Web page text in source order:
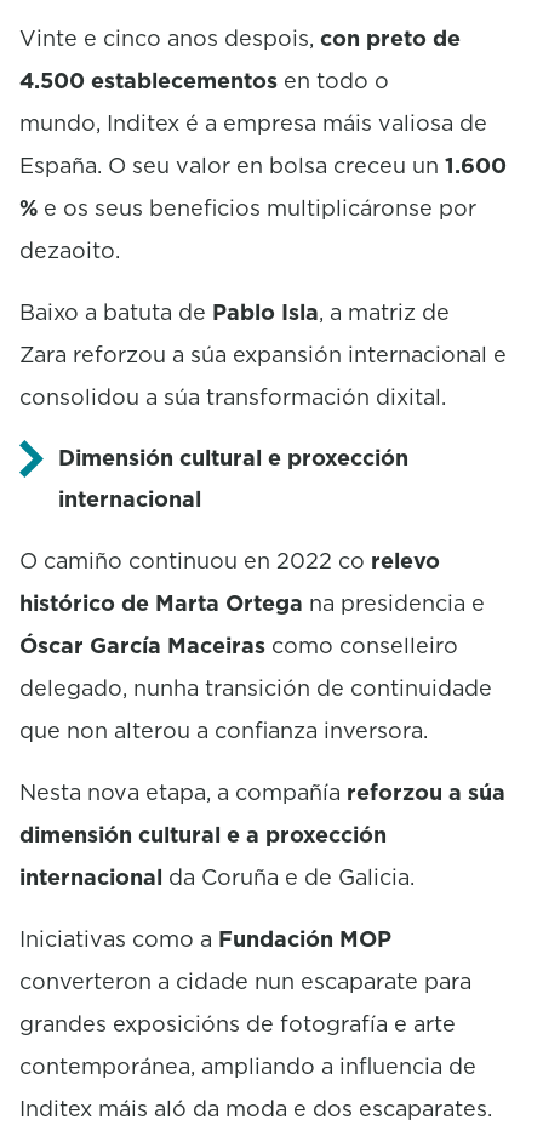
Vinte e cinco anos despois, con preto de
4.500 establecementos en todo o
mundo, Inditex é a empresa máis valiosa de
España. O seu valor en bolsa creceu un 1.600
% e os seus beneficios multiplicáronse por
dezaoito.
Baixo a batuta de Pablo Isla, a matriz de
Zara reforzou a súa expansión internacional e
consolidou a súa transformación dixital.
Dimensión cultural e proxección
internacional
O camiño continuou en 2022 co relevo
histórico de Marta Ortega na presidencia e
Óscar García Maceiras como conselleiro
delegado, nunha transición de continuidade
que non alterou a confianza inversora.
Nesta nova etapa, a compañía reforzou a súa
dimensión cultural e a proxección
internacional da Coruña e de Galicia.
Iniciativas como a Fundación MOP
converteron a cidade nun escaparate para
grandes exposicións de fotografía e arte
contemporánea, ampliando a influencia de
Inditex máis aló da moda e dos escaparates.